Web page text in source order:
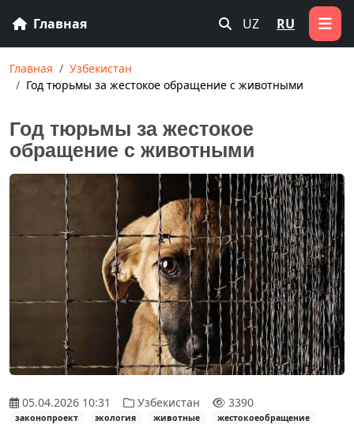
Главная UZ RU
Главная
Узбекистан
Год тюрьмы за жестокое обращение с животными
Год тюрьмы за жестокое
обращение с животными
05.04.2026 10:31 Узбекистан 3390
законопроект экология животные жестокоеобращение